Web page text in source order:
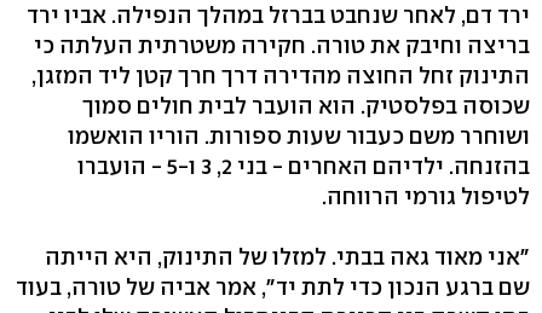
ירד דם, לאחר שנחבט בברזל במהלך הנפילה. אביו ירד
בריצה וחיבק את טורה. חקירה משטרתית העלתה כי
התינוק זחל החוצה מהדירה דרך חרך קטן ליד המזגן,
שכוסה בפלסטיק. הוא הועבר לבית חולים סמוך
ושוחרר משם כעבור שעות ספורות. הוריו הואשמו
בהזנחה. ילדיהם האחרים - בני 2, 3 ו-5 - הועברו
לטיפול גורמי הרווחה.
"אני מאוד גאה בבתי. למזלו של התינוק, היא הייתה
שם ברגע הנכון כדי לתת יד", אמר אביה של טורה, בעוד